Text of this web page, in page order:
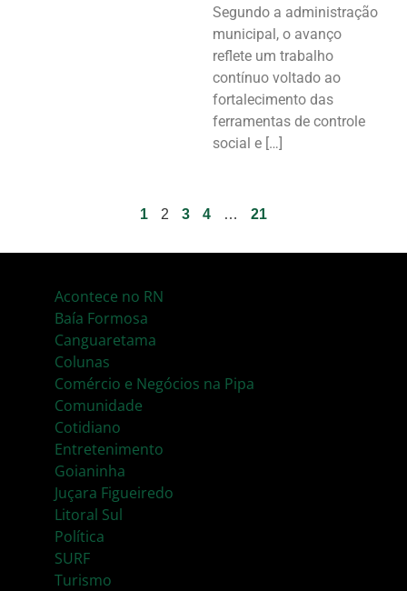
Segundo a administração
municipal, o avanço
reflete um trabalho
contínuo voltado ao
fortalecimento das
ferramentas de controle
social e […]
1 2 3 4 … 21
Acontece no RN
Baía Formosa
Canguaretama
Colunas
Comércio e Negócios na Pipa
Comunidade
Cotidiano
Entretenimento
Goianinha
Juçara Figueiredo
Litoral Sul
Política
SURF
Turismo